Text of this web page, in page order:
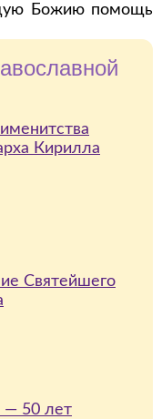
Божию помощь
Кириллa
Святейшего
— 50 лет